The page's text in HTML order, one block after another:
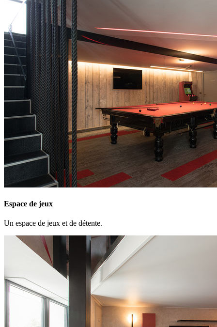
Espace de jeux
Un espace de jeux et de détente.